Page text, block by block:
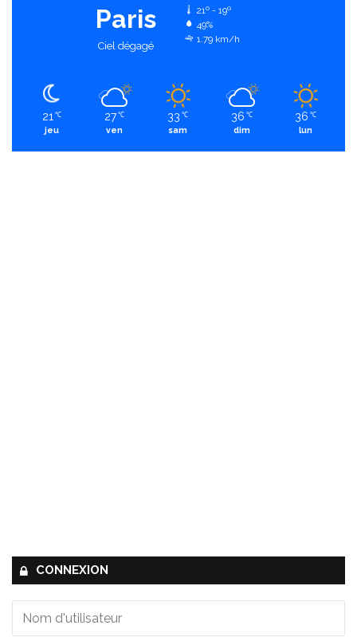
Paris
Ciel dégagé
21º - 19º
49%
1.79 km/h
21 ℃
jeu
27 ℃
ven
33 ℃
sam
36 ℃
dim
36 ℃
lun
CONNEXION